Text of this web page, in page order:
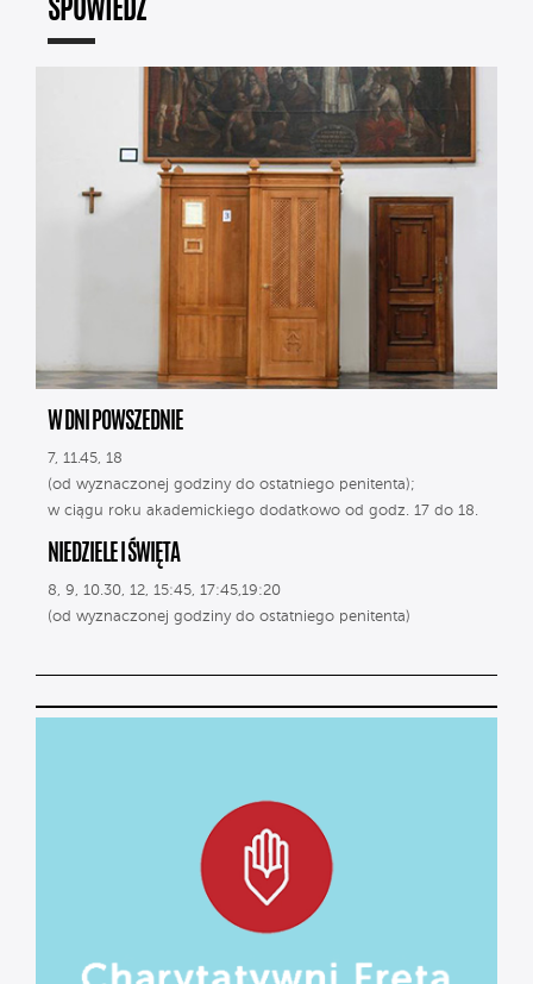
SPOWIEDŹ
W DNI POWSZEDNIE
7, 11.45, 18
(od wyznaczonej godziny do ostatniego penitenta);
w ciągu roku akademickiego dodatkowo od godz. 17 do 18.
NIEDZIELE I ŚWIĘTA
8, 9, 10.30, 12, 15:45, 17:45,19:20
(od wyznaczonej godziny do ostatniego penitenta)